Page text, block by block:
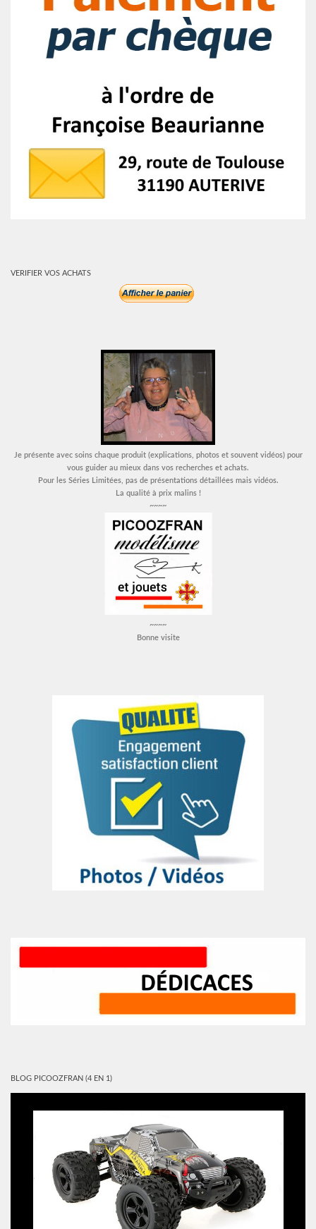
VERIFIER VOS ACHATS
Je présente avec soins chaque produit (explications, photos et souvent vidéos) pour
vous guider au mieux dans vos recherches et achats.
Pour les Séries Limitées, pas de présentations détaillées mais vidéos.
La qualité à prix malins !
~~~~
~~~~
Bonne visite
BLOG PICOOZFRAN (4 EN 1)